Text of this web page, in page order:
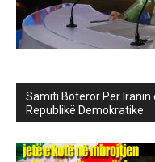
Samiti Botëror Për Iranin
Republikë Demokratike